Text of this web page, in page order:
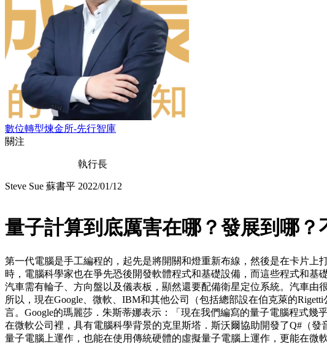
數位轉型煉金所-先行智庫
關注
Steve Sue 蘇書平
執行長
2022/01/12
量子計算到底厲害在哪？發展到哪
第一代電腦是手工編程的，起先是將開關和燈重新布線，然後是在卡片
時，電腦科學家也在爭先恐後開發軟體程式和基礎設備，而這些程式和
汽車需有輪子、方向盤以及儀表板，顯然還要配備衛星定位系統。汽車
所以，現在Google、微軟、IBM和其他公司（包括總部設在伯克萊的
言。Google的瑪麗莎．朱斯蒂娜表示：「現在我們編寫的量子電腦程式
在微軟公司裡，具有電腦科學背景的克里斯塔．斯沃爾協助開發了Q#（
量子電腦上運作，也能在使用傳統硬體的虛擬量子電腦上運作，更能在